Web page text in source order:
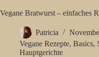
Vegane Bratwurst – einfaches
Patricia
Vegane Rezepte, Basics,
Hauptgerichte